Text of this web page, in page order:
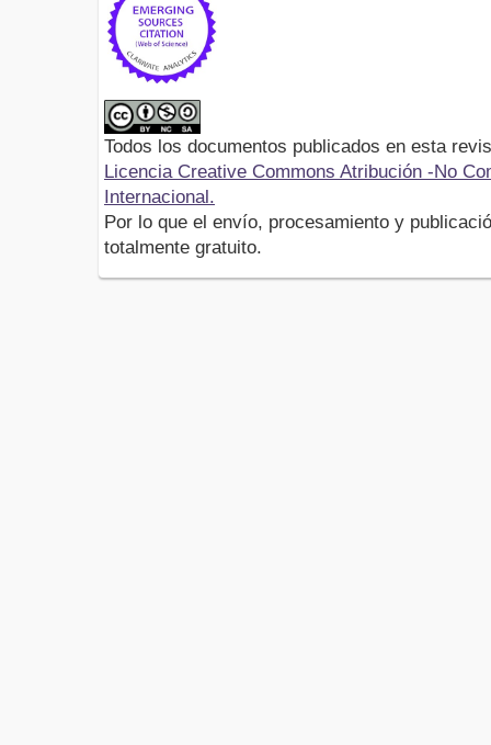
Todos los documentos publicados en esta
Licencia Creative Commons Atribución -No
Internacional.
Por lo que el envío, procesamiento y
totalmente gratuito.